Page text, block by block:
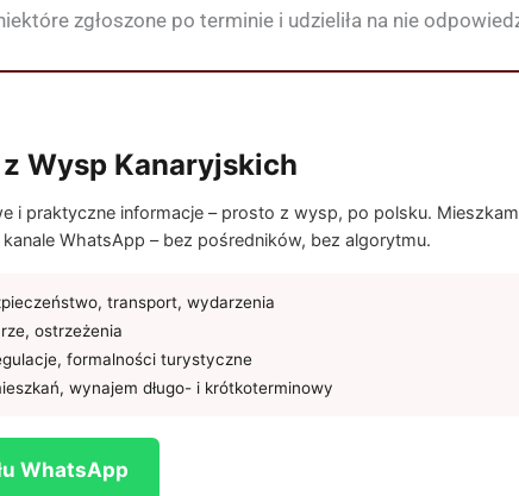
zgłoszone po terminie i udzieliła na nie
Wysp Kanaryjskich
i praktyczne informacje – prosto z wysp, po polsku.
WhatsApp – bez pośredników, bez algorytmu.
transport, wydarzenia
ostrzeżenia
formalności turystyczne
wynajem długo- i krótkoterminowy
WhatsApp